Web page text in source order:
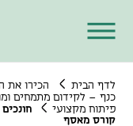
לדף הבית הכירו את
כנף – לקידום מתמחים
פיתוח מקצועי
קורס מאסף